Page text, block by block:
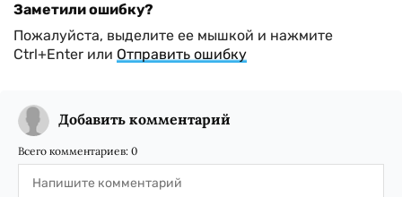
Заметили ошибку?
Пожалуйста, выделите ее мышкой и нажмите
Ctrl+Enter или Отправить ошибку
Добавить комментарий
Всего комментариев: 0